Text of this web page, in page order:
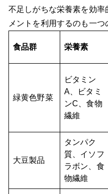
不足しがちな栄養素を効率
メントを利用するのも一つ
食品群 栄養素
緑黄色野菜
ビタミン
A、ビタミ
ンC、食物
繊維
大豆製品
タンパク
質、イソフ
ラボン、食
物繊維